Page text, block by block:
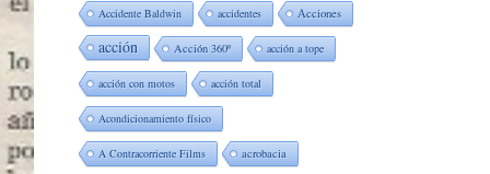
Accidente Baldwin accidentes Acciones
acción Acción 360º acción a tope
acción con motos acción total
Acondicionamiento físico
A Contracorriente Films acrobacia